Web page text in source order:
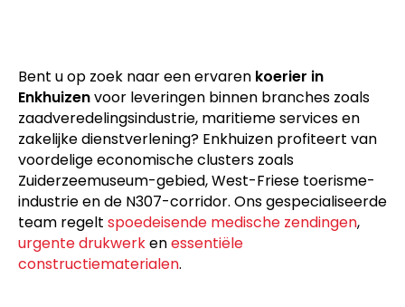
Bent u op zoek naar een ervaren koerier in
Enkhuizenvoor leveringen binnen branches zoals
zaadveredelingsindustrie, maritieme services en
zakelijke dienstverlening? Enkhuizen profiteert van
voordelige economische clusters zoals
Zuiderzeemuseum-gebied, West-Friese toerisme-
industrie en de N307-corridor. Ons gespecialiseerde
team regelt spoedeisende medische zendingen,
urgente drukwerkenessentiële
constructiematerialen.